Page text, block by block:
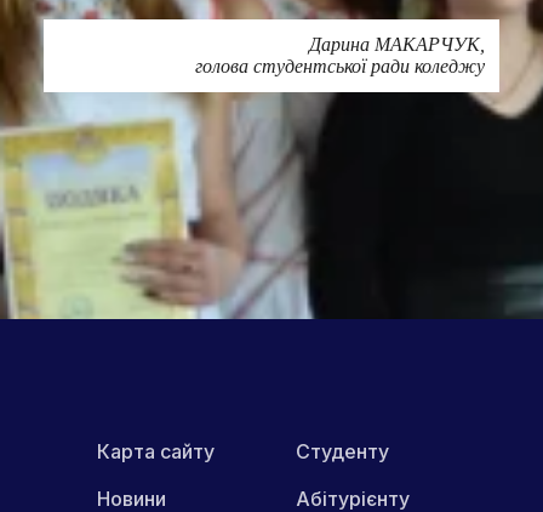
Дарина МАКАРЧУК,
голова студентської ради коледжу
Друк
ПОШИРИТИ В МЕРЕЖАХ:
Карта сайту
Новини
Студенту
Абітурієнту